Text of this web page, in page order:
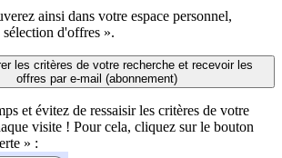
ainsi dans votre espace personnel,
d'offres ».
les critères de votre recherche et recevoir les
offres par e-mail (abonnement)
et évitez de ressaisir les critères de votre
visite ! Pour cela, cliquez sur le bouton
» :